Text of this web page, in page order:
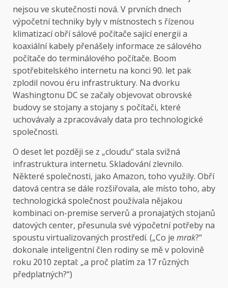
nejsou ve skutečnosti nová. V prvních dnech
výpočetní techniky byly v místnostech s řízenou
klimatizací obří sálové počítače sající energii a
koaxiální kabely přenášely informace ze sálového
počítače do terminálového počítače. Boom
spotřebitelského internetu na konci 90. let pak
zplodil novou éru infrastruktury. Na dvorku
Washingtonu DC se začaly objevovat obrovské
budovy se stojany a stojany s počítači, které
uchovávaly a zpracovávaly data pro technologické
společnosti.
O deset let později se z „cloudu“ stala svižná
infrastruktura internetu. Skladování zlevnilo.
Některé společnosti, jako Amazon, toho využily. Obří
datová centra se dále rozšiřovala, ale místo toho, aby
technologická společnost používala nějakou
kombinaci on-premise serverů a pronajatých stojanů
datových center, přesunula své výpočetní potřeby na
spoustu virtualizovaných prostředí. („Co je mrak?“
dokonale inteligentní člen rodiny se mě v polovině
roku 2010 zeptal: „a proč platím za 17 různých
předplatných?“)